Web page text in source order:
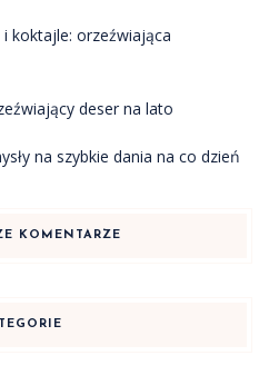
koktajle: orzeźwiająca
deser na lato
na szybkie dania na co dzień
KOMENTARZE